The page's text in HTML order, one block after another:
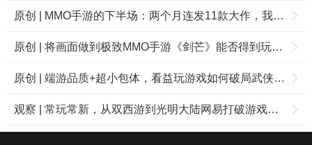
原创 | MMO手游的下半场：两个月连发11款大作，我们从中看到了一些变化
原创 | 将画面做到极致MMO手游《剑芒》能否得到玩家青睐？
原创 | 端游品质+超小包体，看益玩游戏如何破局武侠仙侠MMO市场
观察 | 常玩常新，从双西游到光明大陆网易打破游戏寿命、类型说